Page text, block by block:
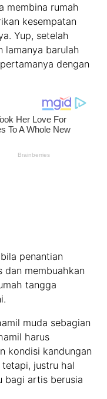
membina rumah
kesempatan
Yup, setelah
lamanya barulah
dengan
penantian
dan membuahkan
tangga
muda sebagian
harus
kondisi kandungan
justru hal
bagi artis berusia